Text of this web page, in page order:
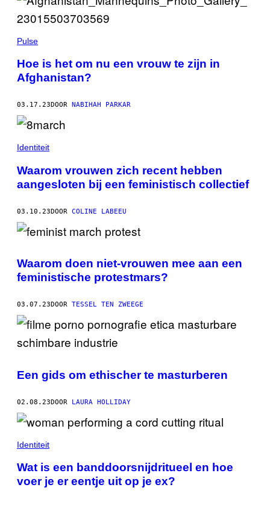
Pulse
Hoe is het om nu een vrouw te zijn in
Afghanistan?
03.17.23DOOR NABIHAH PARKAR
Identiteit
Waarom vrouwen zich recent hebben
aangesloten bij een feministisch collectief
03.10.23DOOR COLINE LABEEU
Waarom doen niet-vrouwen mee aan een
feministische protestmars?
03.07.23DOOR TESSEL TEN ZWEEGE
Een gids om ethischer te masturberen
02.08.23DOOR LAURA HOLLIDAY
Identiteit
Wat is een banddoorsnijdritueel en hoe
voer je er eentje uit op je ex?